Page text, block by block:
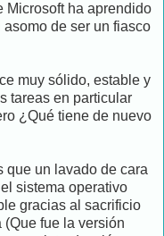
Microsoft ha aprendido
de ser un fiasco
muy sólido, estable y
tareas en particular
¿Qué tiene de nuevo
que un lavado de cara
sistema operativo
gracias al sacrificio
fue la versión